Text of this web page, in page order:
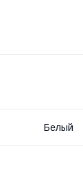
Белый